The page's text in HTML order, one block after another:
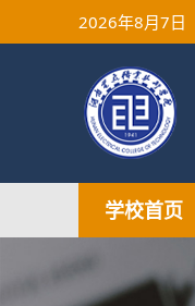
2026年8月7日
学校首页